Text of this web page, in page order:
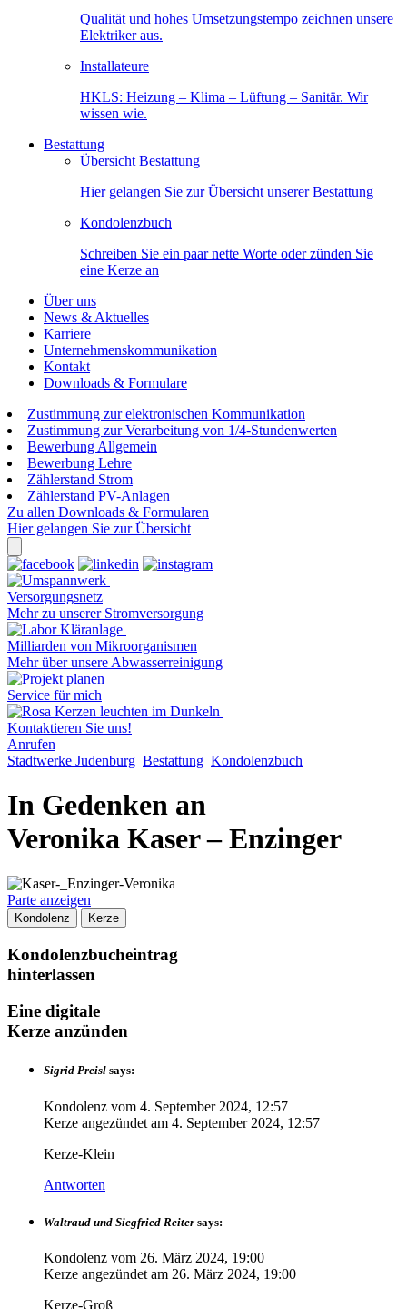
Qualität und hohes Umsetzungstempo zeichnen unsere
Elektriker aus.
Installateure
HKLS: Heizung – Klima – Lüftung – Sanitär. Wir
wissen wie.
Bestattung
Übersicht Bestattung
Hier gelangen Sie zur Übersicht unserer Bestattung
Kondolenzbuch
Schreiben Sie ein paar nette Worte oder zünden Sie
eine Kerze an
Über uns
News & Aktuelles
Karriere
Unternehmenskommunikation
Kontakt
Downloads & Formulare
Zustimmung zur elektronischen Kommunikation
Zustimmung zur Verarbeitung von 1/4-Stundenwerten
Bewerbung Allgemein
Bewerbung Lehre
Zählerstand Strom
Zählerstand PV-Anlagen
Zu allen Downloads & Formularen
Hier gelangen Sie zur Übersicht
Versorgungsnetz
Mehr zu unserer Stromversorgung
Milliarden von Mikroorganismen
Mehr über unsere Abwasserreinigung
Service für mich
Kontaktieren Sie uns!
Anrufen
Stadtwerke Judenburg Bestattung Kondolenzbuch
In Gedenken an
Veronika Kaser – Enzinger
Parte anzeigen
Kondolenz Kerze
Kondolenzbucheintrag
hinterlassen
Eine digitale
Kerze anzünden
Sigrid Preisl says:
Kondolenz vom 4. September 2024, 12:57
Kerze angezündet am 4. September 2024, 12:57
Kerze-Klein
Antworten
Waltraud und Siegfried Reiter says:
Kondolenz vom 26. März 2024, 19:00
Kerze angezündet am 26. März 2024, 19:00
Kerze-Groß